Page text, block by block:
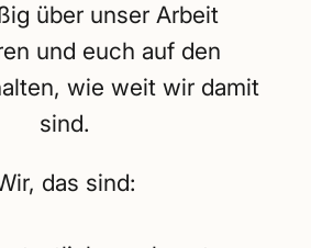
über unser Arbeit
und euch auf den
wie weit wir damit
sind.
das sind: